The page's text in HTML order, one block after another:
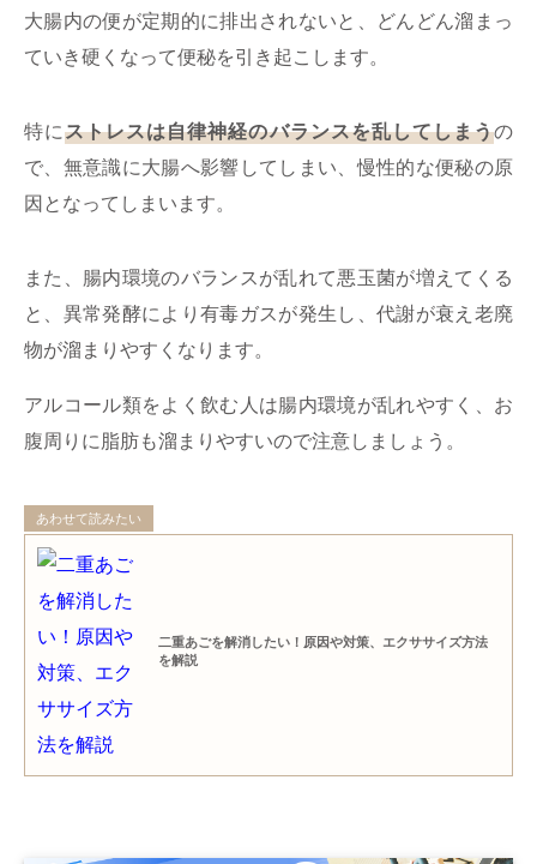
大腸内の便が定期的に排出されないと、どんどん溜まっ
ていき硬くなって便秘を引き起こします。
特にストレスは自律神経のバランスを乱してしまうの
で、無意識に大腸へ影響してしまい、慢性的な便秘の原
因となってしまいます。
また、腸内環境のバランスが乱れて悪玉菌が増えてくる
と、異常発酵により有毒ガスが発生し、代謝が衰え老廃
物が溜まりやすくなります。
アルコール類をよく飲む人は腸内環境が乱れやすく、お
腹周りに脂肪も溜まりやすいので注意しましょう。
あわせて読みたい
二重あごを解消したい！原因や対策、エクササイズ方法
を解説